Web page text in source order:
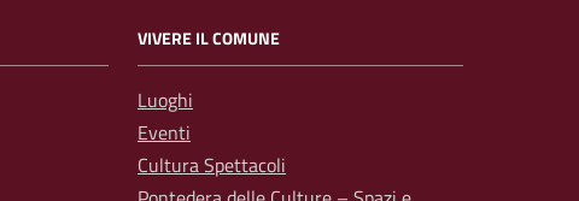
VIVERE IL COMUNE
Luoghi
Eventi
Cultura Spettacoli